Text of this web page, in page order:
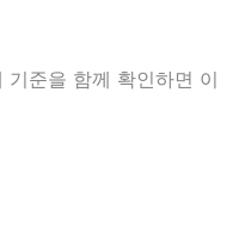
준을 함께 확인하면 이